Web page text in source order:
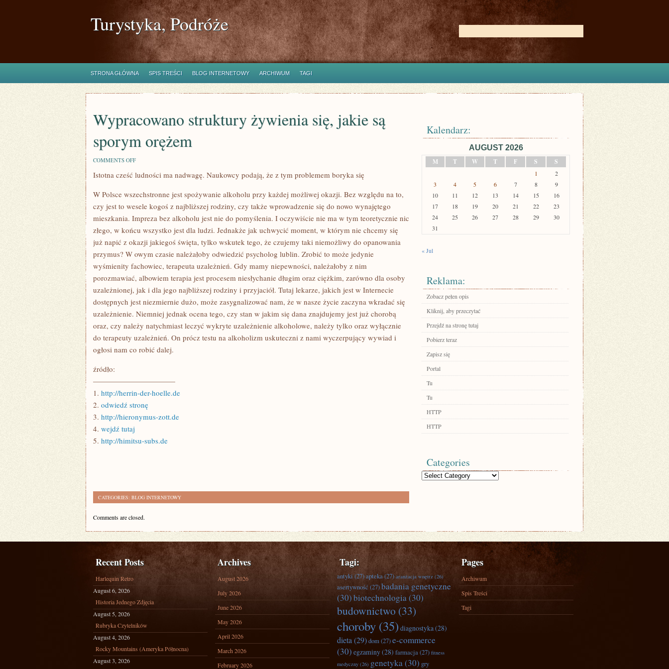
Turystyka, Podróże
STRONA GŁÓWNA SPIS TREŚCI BLOG INTERNETOWY ARCHIWUM TAGI
Wypracowano struktury żywienia się, jakie są
sporym orężem
COMMENTS OFFON
STRUKTURY
JAKIE
SĄ
ORĘŻEM
Istotna cześć ludności ma nadwagę. Naukowcy podają, że z tym problemem boryka się
W Polsce wszechstronne jest spożywanie alkoholu przy każdej możliwej okazji. Bez względu na to,
czy jest to wesele kogoś z najbliższej rodziny, czy także wprowadzenie się do nowo wynajętego
mieszkania. Impreza bez alkoholu jest nie do pomyślenia. I oczywiście nie ma w tym teoretycznie nic
złego, w końcu wszystko jest dla ludzi. Jednakże jak uchwycić moment, w którym nie chcemy się
już napić z okazji jakiegoś święta, tylko wskutek tego, że czujemy taki niemożliwy do opanowania
przymus? W owym czasie należałoby odwiedzić psycholog lublin. Zrobić to może jedynie
wyśmienity fachowiec, terapeuta uzależnień. Gdy mamy niepewności, należałoby z nim
porozmawiać, albowiem terapia jest procesem niesłychanie długim oraz ciężkim, zarówno dla osoby
uzależnionej, jak i dla jego najbliższej rodziny i przyjaciół. Tutaj lekarze, jakich jest w Internecie
dostępnych jest niezmiernie dużo, może zasygnalizować nam, że w nasze życie zaczyna wkradać się
uzależnienie. Niemniej jednak ocena tego, czy stan w jakim się dana znajdujemy jest już chorobą
oraz, czy należy natychmiast leczyć wykryte uzależnienie alkoholowe, należy tylko oraz wyłącznie
do terapeuty uzależnień. On prócz testu na alkoholizm uskuteczni z nami wyczerpujący wywiad i
ogłosi nam co robić dalej.
źródło:
———————————
1. http://herrin-der-hoelle.de
2. odwiedź stronę
3. http://hieronymus-zott.de
4. wejdź tutaj
5. http://himitsu-subs.de
CATEGORIES: BLOG INTERNETOWY
Comments are closed.
Kalendarz:
AUGUST 2026
M
T W T F S S
1
2
3
4 5 6 7 8
9
10
11 12 13 14 15
16
17
18 19 20 21 22
23
24
25 26 27 28 29
30
31
« Jul
Reklama:
Zobacz pełen opis
Kliknij, aby przeczytać
Przejdź na stronę tutaj
Pobierz teraz
Zapisz się
Portal
Tu
Tu
HTTP
HTTP
Categories
Categories
Recent Posts
Harlequin Retro
August 6, 2026
Historia Jednego Zdjęcia
August 5, 2026
Rubryka Czytelników
August 4, 2026
Rocky Mountains (Ameryka Północna)
August 3, 2026
Archives
August 2026
July 2026
June 2026
May 2026
April 2026
March 2026
February 2026
Tagi:
antyki(27)apteka(27) aranżacja wnętrz (26)
asertywność (27)badania genetyczne
(30)biotechnologia(30)
budownictwo (33)
choroby (35) diagnostyka(28)
dieta(29)dom(27)e-commerce
(30) egzaminy(28) farmacja(27) fitness
medyczny (26) genetyka(30) gry
Pages
Archiwum
Spis Treści
Tagi